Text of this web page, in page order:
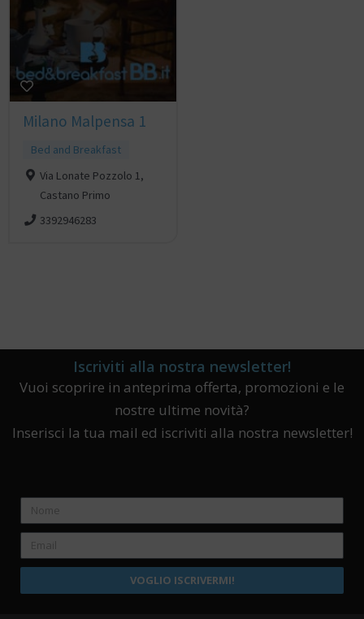
Milano Malpensa 1
Bed and Breakfast
Via Lonate Pozzolo 1,
Castano Primo
3392946283
Iscriviti alla nostra newsletter!
Vuoi scoprire in anteprima offerta, promozioni e le
nostre ultime novità?
Inserisci la tua mail ed iscriviti alla nostra newsletter!
VOGLIO ISCRIVERMI!